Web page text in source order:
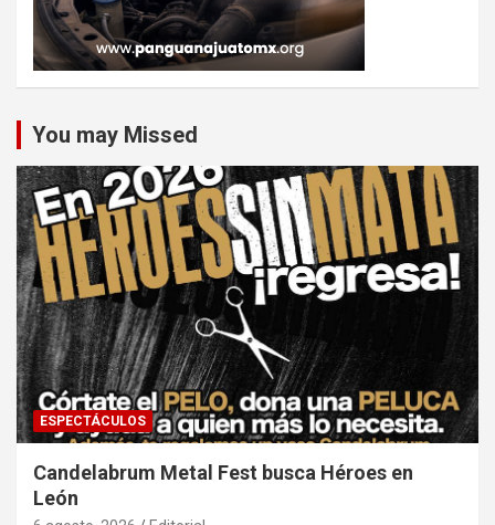
You may Missed
ESPECTÁCULOS
Candelabrum Metal Fest busca Héroes en
León